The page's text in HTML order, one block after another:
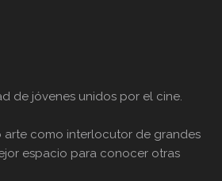
de jóvenes unidos por el cine.
arte como interlocutor de grandes
espacio para conocer otras